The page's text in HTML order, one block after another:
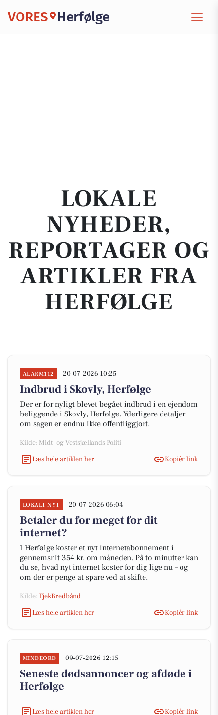
VORES Herfølge
LOKALE
NYHEDER,
REPORTAGER OG
ARTIKLER FRA
HERFØLGE
ALARM112 20-07-2026 10:25
Indbrud i Skovly, Herfølge
Der er for nyligt blevet begået indbrud i en ejendom
beliggende i Skovly, Herfølge. Yderligere detaljer
om sagen er endnu ikke offentliggjort.
Kilde: Midt- og Vestsjællands Politi
Læs hele artiklen her
Kopiér link
LOKALT NYT 20-07-2026 06:04
Betaler du for meget for dit
internet?
I Herfølge koster et nyt internetabonnement i
gennemsnit 354 kr. om måneden. På to minutter kan
du se, hvad nyt internet koster for dig lige nu – og
om der er penge at spare ved at skifte.
Kilde: TjekBredbånd
Læs hele artiklen her
Kopiér link
MINDEORD 09-07-2026 12:15
Seneste dødsannoncer og afdøde i
Herfølge
Læs hele artiklen her Kopiér link